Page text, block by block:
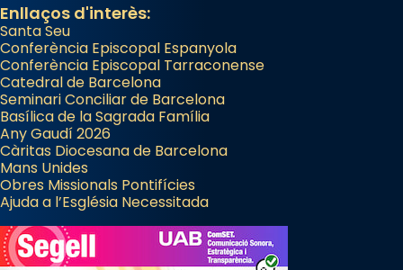
Enllaços d'interès:
Santa Seu
Conferència Episcopal Espanyola
Conferència Episcopal Tarraconense
Catedral de Barcelona
Seminari Conciliar de Barcelona
Basílica de la Sagrada Família
Any Gaudí 2026
Càritas Diocesana de Barcelona
Mans Unides
Obres Missionals Pontifícies
Ajuda a l’Església Necessitada